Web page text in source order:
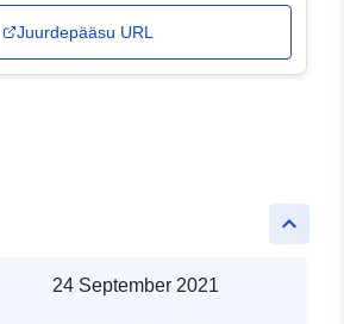
Juurdepääsu URL
keyboard_arrow_up
24 September 2021